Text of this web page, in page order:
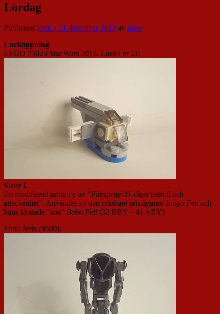
Lördag
Publiceratlördag 21 december 2013 av nisse
Lucköppning
LEGO 75023 Star Wars 2013. Lucka nr 21:
Slave I.
En modifierad prototyp av "Firespray-31-class patrull och
attackenhet". Användes av den ryktbare prisjägaren Jango Fettoch
hans klonade "son" Boba Fett(32 BBY – 41 ABY)
Förra årets (9509):